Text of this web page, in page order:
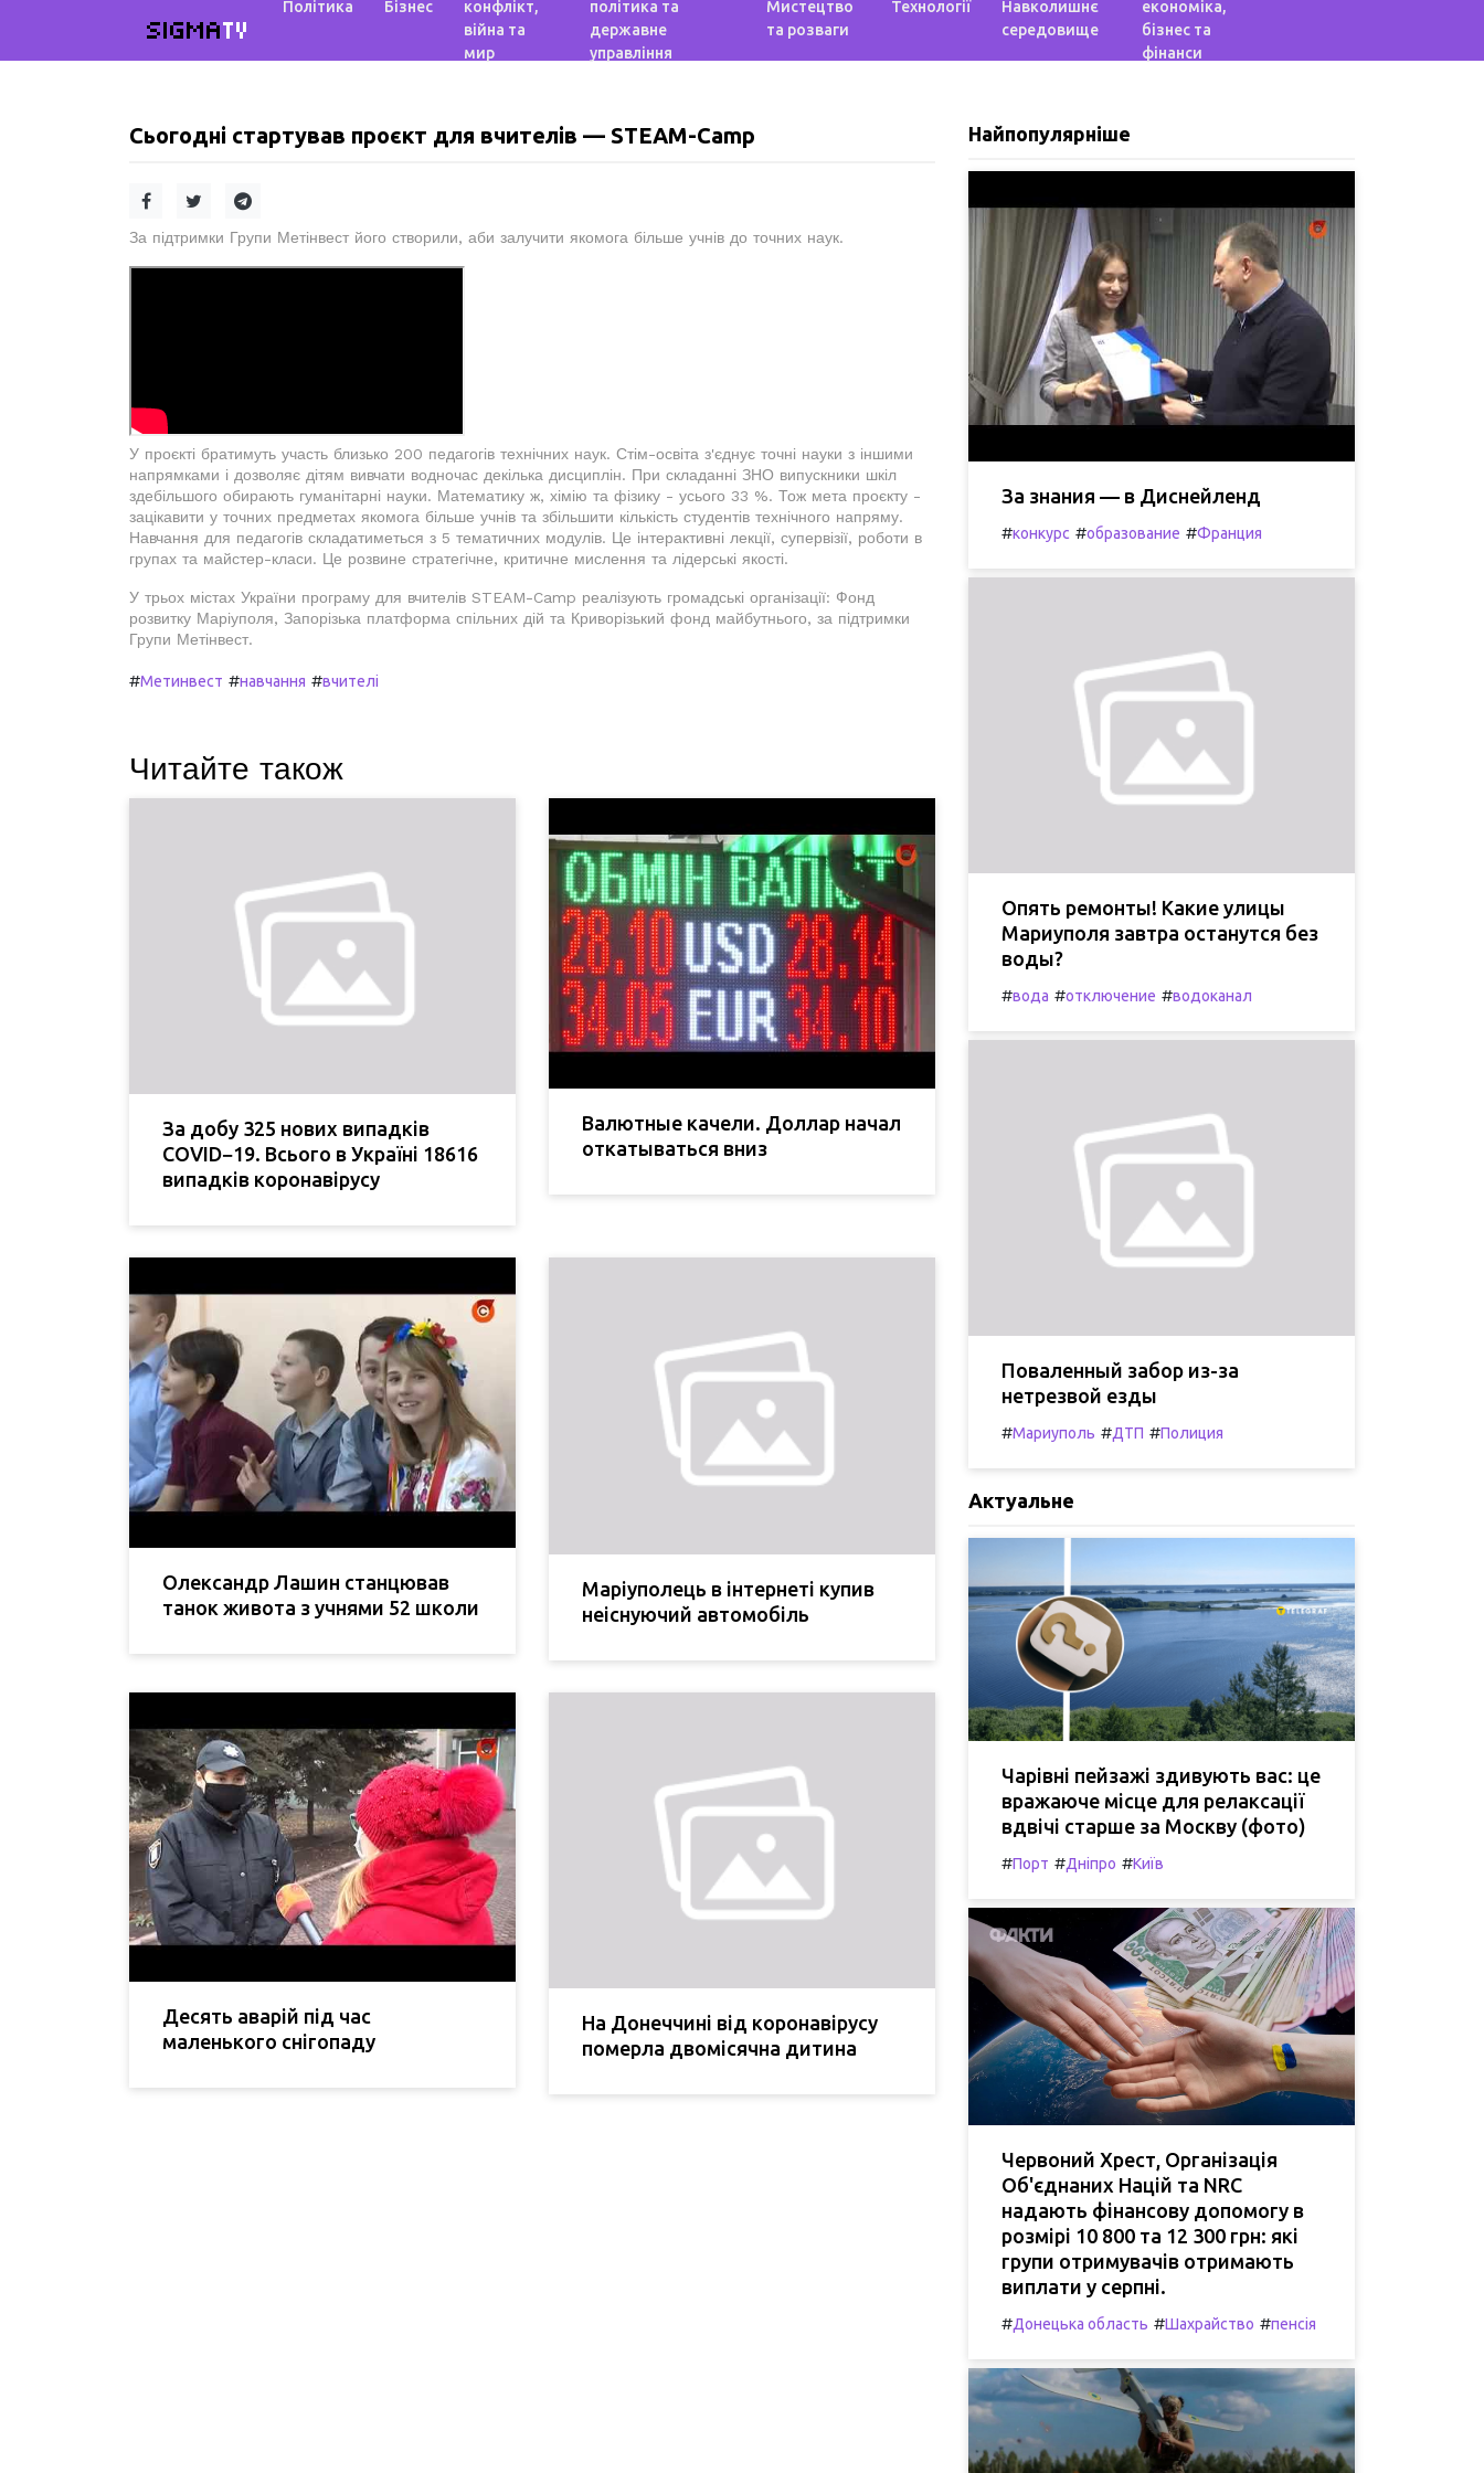
SIGMATV
Політика Бізнес
конфлікт,
війна та
мир
політика та
державне
управління
Мистецтво
та розваги
Технології
Навколишнє
середовище
економіка,
бізнес та
фінанси
Сьогодні стартував проєкт для вчителів — STEAM-Camp
За підтримки Групи Метінвест його створили, аби залучити якомога більше учнів до точних наук.
У проєкті братимуть участь близько 200 педагогів технічних наук. Стім-освіта з'єднує точні науки з іншими
напрямками і дозволяє дітям вивчати водночас декілька дисциплін. При складанні ЗНО випускники шкіл
здебільшого обирають гуманітарні науки. Математику ж, хімію та фізику - усього 33 %. Тож мета проєкту -
зацікавити у точних предметах якомога більше учнів та збільшити кількість студентів технічного напряму.
Навчання для педагогів складатиметься з 5 тематичних модулів. Це інтерактивні лекції, супервізії, роботи в
групах та майстер-класи. Це розвине стратегічне, критичне мислення та лідерські якості.
У трьох містах України програму для вчителів STEAM-Camp реалізують громадські організації: Фонд
розвитку Маріуполя, Запорізька платформа спільних дій та Криворізький фонд майбутнього, за підтримки
Групи Метінвест.
#Метинвест #навчання #вчителі
Читайте також
За добу 325 нових випадків
COVID−19. Всього в Україні 18616
випадків коронавірусу
Валютные качели. Доллар начал
откатываться вниз
Олександр Лашин станцював
танок живота з учнями 52 школи
Маріуполець в інтернеті купив
неіснуючий автомобіль
Десять аварій під час
маленького снігопаду
На Донеччині від коронавірусу
померла двомісячна дитина
Найпопулярніше
За знания — в Диснейленд
#конкурс #образование #Франция
Опять ремонты! Какие улицы
Мариуполя завтра останутся без
воды?
#вода #отключение #водоканал
Поваленный забор из-за
нетрезвой езды
#Мариуполь #ДТП #Полиция
Актуальне
Чарівні пейзажі здивують вас: це
вражаюче місце для релаксації
вдвічі старше за Москву (фото)
#Порт #Дніпро #Київ
Червоний Хрест, Організація
Об'єднаних Націй та NRC
надають фінансову допомогу в
розмірі 10 800 та 12 300 грн: які
групи отримувачів отримають
виплати у серпні.
#Донецька область #Шахрайство #пенсія